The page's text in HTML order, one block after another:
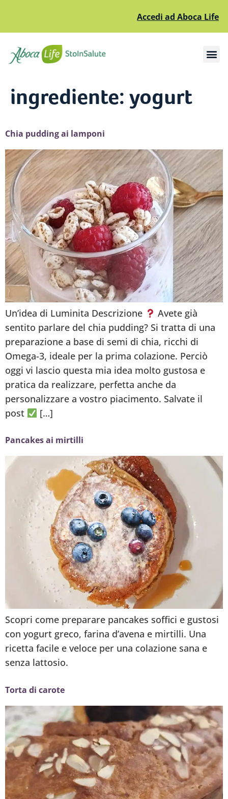
Accedi ad Aboca Life
ingrediente: yogurt
Chia pudding ai lamponi
Un’idea di Luminita Descrizione
Avete già
sentito parlare del chia pudding? Si tratta di una
preparazione a base di semi di chia, ricchi di
Omega-3, ideale per la prima colazione. Perciò
oggi vi lascio questa mia idea molto gustosa e
pratica da realizzare, perfetta anche da
personalizzare a vostro piacimento. Salvate il
post
[…]
Pancakes ai mirtilli
Scopri come preparare pancakes soffici e gustosi
con yogurt greco, farina d’avena e mirtilli. Una
ricetta facile e veloce per una colazione sana e
senza lattosio.
Torta di carote